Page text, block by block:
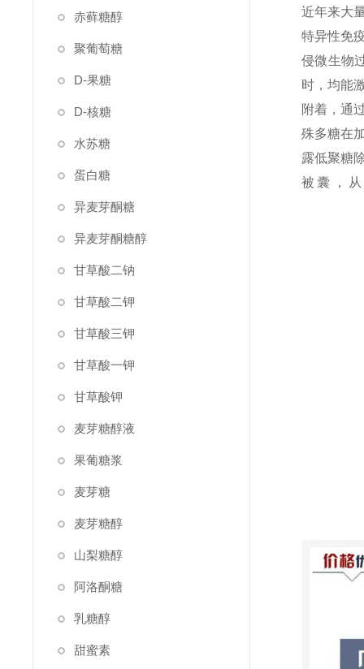
赤藓糖醇
聚葡萄糖
D-果糖
D-核糖
水苏糖
蛋白糖
异麦芽酮糖
异麦芽酮糖醇
甘草酸二钠
甘草酸二钾
甘草酸三钾
甘草酸一钾
甘草酸钾
麦芽糖醇液
果葡糖浆
麦芽糖
麦芽糖醇
山梨糖醇
阿洛酮糖
乳糖醇
甜蜜素
近年来大
特异性免
侵微生物
时，均能
附着，通
殊多糖在
露低聚糖
被囊，